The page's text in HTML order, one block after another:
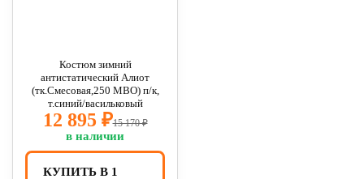
Костюм зимний
антистатический Алиот
(тк.Смесовая,250 МВО) п/к,
т.синий/васильковый
12 895 ₽15 170 ₽
в наличии
КУПИТЬ В 1